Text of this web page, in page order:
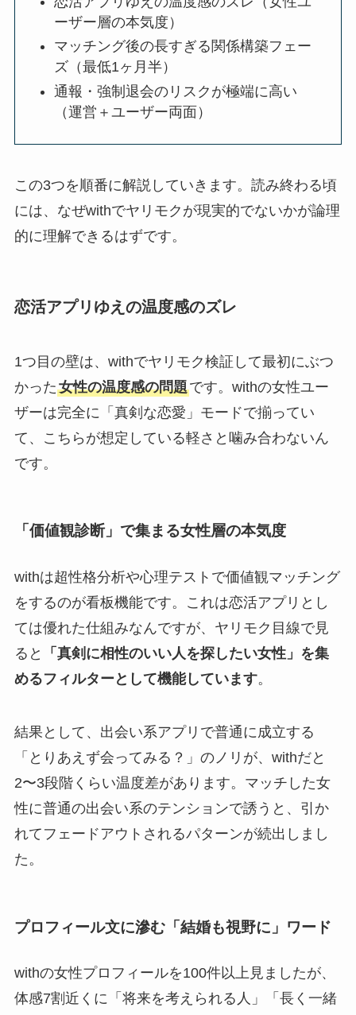
ーザー層の本気度）
マッチング後の長すぎる関係構築フェー
ズ（最低1ヶ月半）
通報・強制退会のリスクが極端に高い
（運営＋ユーザー両面）
この3つを順番に解説していきます。読み終わる頃
には、なぜwithでヤリモクが現実的でないかが論理
的に理解できるはずです。
恋活アプリゆえの温度感のズレ
1つ目の壁は、withでヤリモク検証して最初にぶつ
かった女性の温度感の問題です。withの女性ユー
ザーは完全に「真剣な恋愛」モードで揃ってい
て、こちらが想定している軽さと噛み合わないん
です。
「価値観診断」で集まる女性層の本気度
withは超性格分析や心理テストで価値観マッチング
をするのが看板機能です。これは恋活アプリとし
ては優れた仕組みなんですが、ヤリモク目線で見
ると
「真剣に相性のいい人を探したい女性」を集
めるフィルターとして機能しています。
結果として、出会い系アプリで普通に成立する
「とりあえず会ってみる？」のノリが、withだと
2〜3段階くらい温度差があります。マッチした女
性に普通の出会い系のテンションで誘うと、引か
れてフェードアウトされるパターンが続出しまし
た。
プロフィール文に滲む「結婚も視野に」ワード
withの女性プロフィールを100件以上見ましたが、
体感7割近くに「将来を考えられる人」「長く一緒